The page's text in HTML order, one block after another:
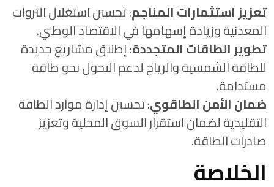
تعزيز استثمارات المناجم: تحسين استغلال الثروات
المعدنية وزيادة إسهامها في الاقتصاد الوطني.
تطوير الطاقات المتجددة: إطلاق مشاريع جديدة
للطاقة الشمسية والرياح لدعم التحول نحو طاقة
مستدامة.
ضمان الأمن الطاقوي: تحسين إدارة موارد الطاقة
التقليدية لضمان استقرار السوق المحلية وتعزيز
صادرات الطاقة.
الخلاصة